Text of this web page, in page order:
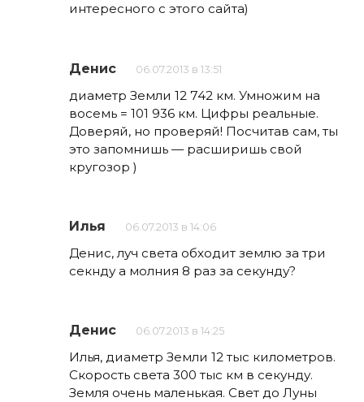
интересного с этого сайта)
Денис 06.07.2013 в 13:51
диаметр Земли 12 742 км. Умножим на
восемь = 101 936 км. Цифры реальные.
Доверяй, но проверяй! Посчитав сам, ты
это запомнишь — расширишь свой
кругозор )
Илья 06.07.2013 в 14:06
Денис, луч света обходит землю за три
секнду а молния 8 раз за секунду?
Денис 06.07.2013 в 14:25
Илья, диаметр Земли 12 тыс километров.
Скорость света 300 тыс км в секунду.
Земля очень маленькая. Свет до Луны